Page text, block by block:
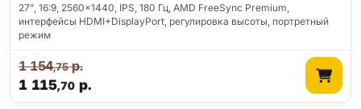
27", 16:9, 2560x1440, IPS, 180 Гц, AMD FreeSync Premium,
интерфейсы HDMI+DisplayPort, регулировка высоты, портретный
режим
1 115,70 р.
1 154,75р.